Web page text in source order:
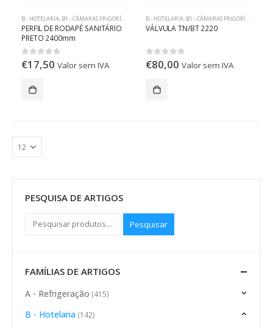
B - HOTELARIA, B1 - CÂMARAS FRIGORÍFICAS
PERFIL DE RODAPÉ SANITÁRIO
PRETO 2400mm
0out of 5
€17,50 Valor sem IVA
B - HOTELARIA, B1 - CÂMARAS FRIGORÍFICAS
VÁLVULA TN/BT 2220
0out of 5
€80,00 Valor sem IVA
PESQUISA DE ARTIGOS
Pesquisar
FAMÍLIAS DE ARTIGOS
A - Refrigeração (415)
B - Hotelaria (142)